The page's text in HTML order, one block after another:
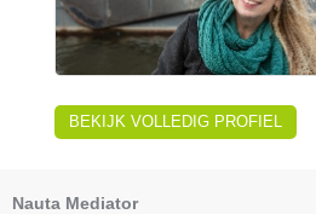
BEKIJK VOLLEDIG PROFIEL
Nauta Mediator